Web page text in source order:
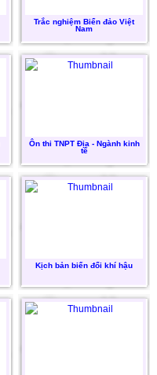
Trắc nghiệm Biển đảo Việt
Nam
Ôn thi TNPT Địa - Ngành kinh
tế
Kịch bản biến đổi khí hậu